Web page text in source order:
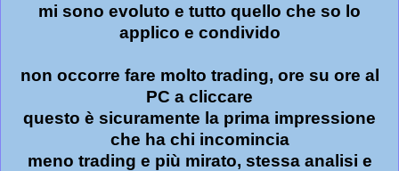
mi sono evoluto e tutto quello che so lo
applico e condivido
non occorre fare molto trading, ore su ore al
PC a cliccare
questo è sicuramente la prima impressione
che ha chi incomincia
meno trading e più mirato, stessa analisi e